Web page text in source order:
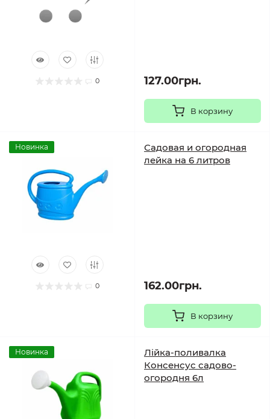
0 127.00грн.
В корзину
Новинка
0
Садовая и огородная
лейка на 6 литров
162.00грн.
В корзину
Новинка
Лійка-поливалка
Консенсус садово-
огородня 6л